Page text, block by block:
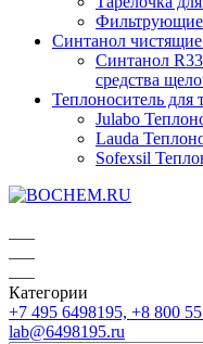
Синтанол
Синтанол
средства
Теплоноситель для
Julabo
Lauda
Sofexsil
Категории
+7 495 6498195, +8 800
lab@6498195.ru